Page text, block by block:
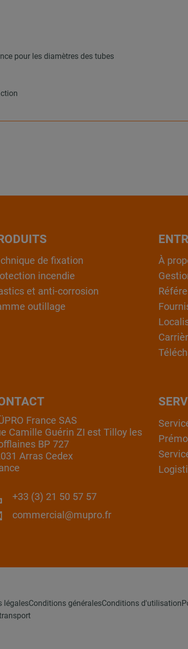
pour les diamètres des tubes
de fixation
incendie
et anti-corrosion
outillage
À
France SAS
Camille Guérin ZI est Tilloy les
BP 727
Arras Cedex
+33 (3) 21 50 57 57
commercial@mupro.fr
légalesConditions généralesConditions d'utilisation